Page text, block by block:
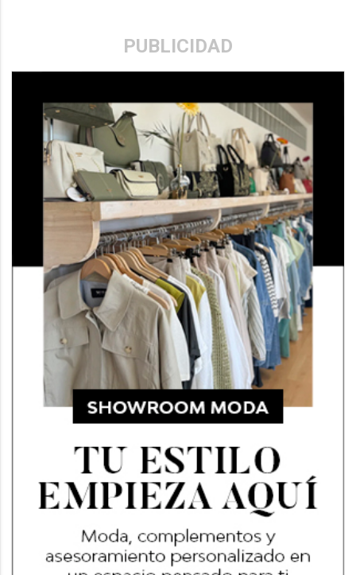
PUBLICIDAD